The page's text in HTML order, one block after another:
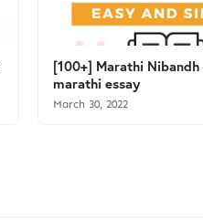
[100+] Marathi Nibandh -
marathi essay
March 30, 2022